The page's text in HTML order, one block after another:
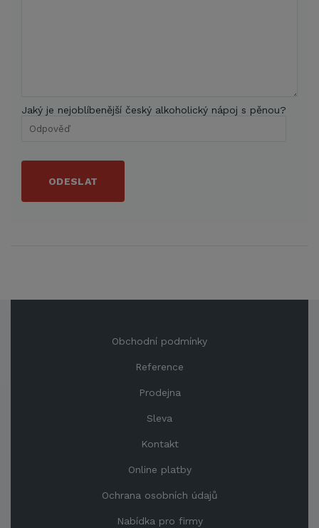
Jaký je nejoblíbenější český alkoholický nápoj s pěnou?
ODESLAT
Obchodní podmínky
Reference
Prodejna
Sleva
Kontakt
Online platby
Ochrana osobních údajů
Nabídka pro firmy